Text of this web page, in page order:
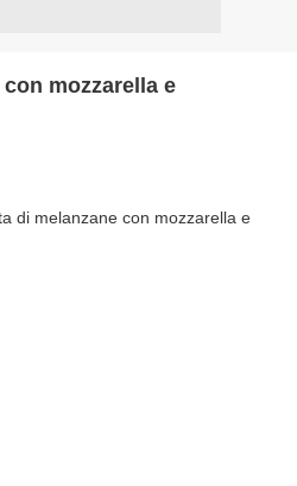
mozzarella e